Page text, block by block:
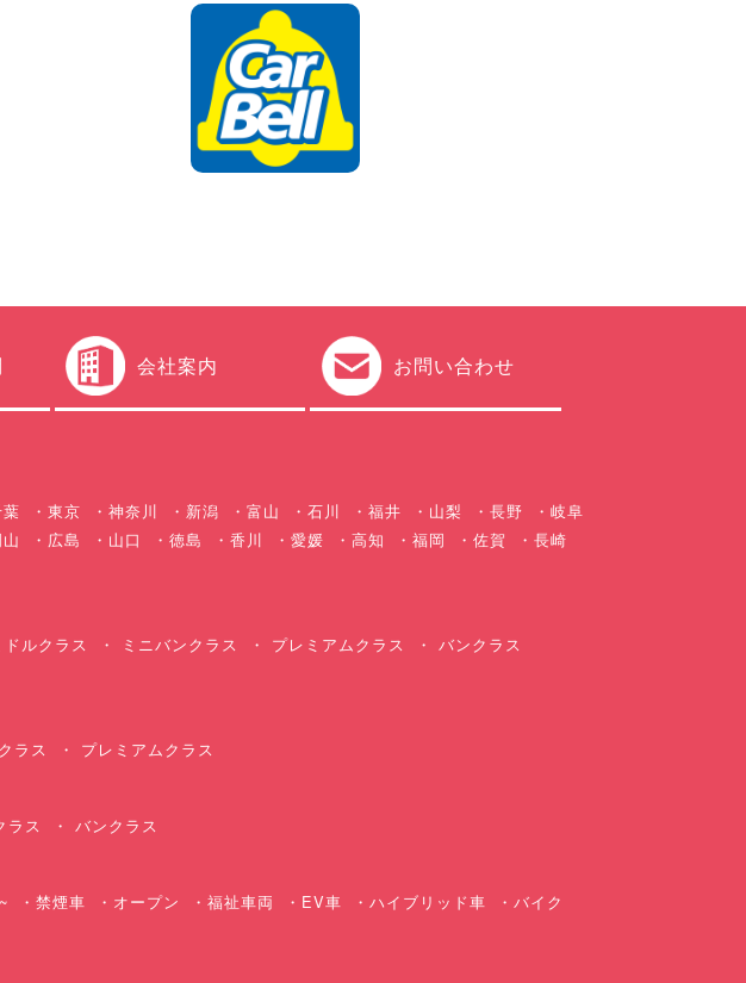
2台になりました!】 岐阜県 各
務原那加店
会社案内 お問い合わせ
東京 神奈川 新潟 富山 石川 福井 山梨 長野
岐阜
広島 山口 徳島 香川 愛媛 高知 福岡 佐賀
長崎
ドルクラス ミニバンクラス プレミアムクラス
バンクラス
ラス プレミアムクラス
ラス バンクラス
禁煙車 オープン 福祉車両 EV車 ハイブリッド車
バイク